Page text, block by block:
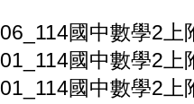
06_114國中數學2上
01_114國中數學2上
01_114國中數學2